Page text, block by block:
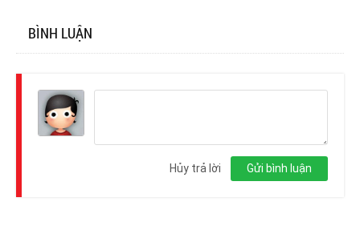
BÌNH LUẬN
Gửi bình luận
Hủy trả lời